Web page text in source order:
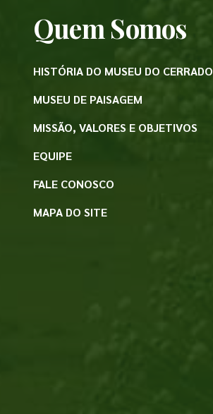
Quem Somos
HISTÓRIA DO MUSEU DO CERRADO
MUSEU DE PAISAGEM
MISSÃO, VALORES E OBJETIVOS
EQUIPE
FALE CONOSCO
MAPA DO SITE